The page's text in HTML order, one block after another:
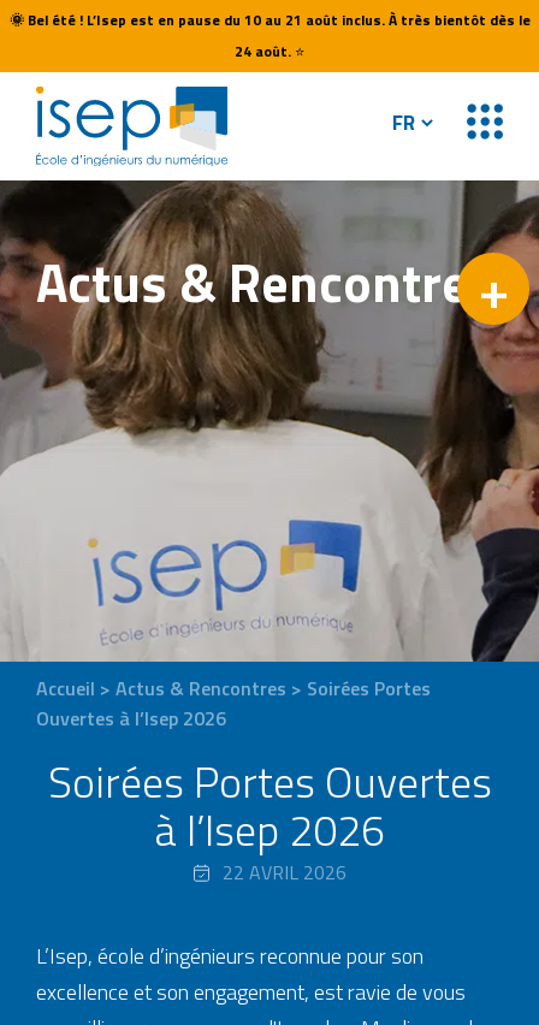
🌞Bel été ! L’Isep est en pause du 10 au 21 août inclus. À très bientôt dès le
24 août. ⭐
+
Actus &Rencontres
Accueil > Actus & Rencontres > Soirées Portes
Ouvertes à l’Isep 2026
Soirées Portes Ouvertes
à l’Isep 2026
22 AVRIL 2026
L’Isep, école d’ingénieurs reconnue pour son
excellence et son engagement, est ravie de vous